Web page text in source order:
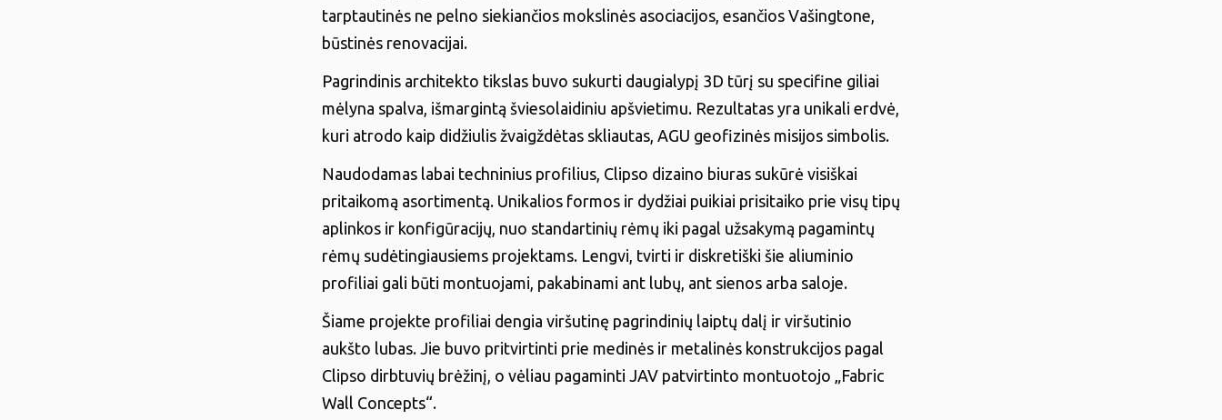
tarptautinės ne pelno siekiančios mokslinės asociacijos, esančios Vašingtone,
būstinės renovacijai.
Pagrindinis architekto tikslas buvo sukurti daugialypį 3D tūrį su specifine giliai
mėlyna spalva, išmargintą šviesolaidiniu apšvietimu. Rezultatas yra unikali erdvė,
kuri atrodo kaip didžiulis žvaigždėtas skliautas, AGU geofizinės misijos simbolis.
Naudodamas labai techninius profilius, Clipso dizaino biuras sukūrė visiškai
pritaikomą asortimentą. Unikalios formos ir dydžiai puikiai prisitaiko prie visų tipų
aplinkos ir konfigūracijų, nuo standartinių rėmų iki pagal užsakymą pagamintų
rėmų sudėtingiausiems projektams. Lengvi, tvirti ir diskretiški šie aliuminio
profiliai gali būti montuojami, pakabinami ant lubų, ant sienos arba saloje.
Šiame projekte profiliai dengia viršutinę pagrindinių laiptų dalį ir viršutinio
aukšto lubas. Jie buvo pritvirtinti prie medinės ir metalinės konstrukcijos pagal
Clipso dirbtuvių brėžinį, o vėliau pagaminti JAV patvirtinto montuotojo „Fabric
Wall Concepts“.